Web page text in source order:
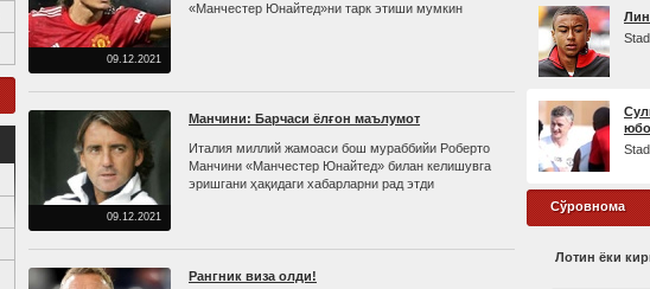
09.12.2021
«Манчестер Юнайтед»ни тарк этиши мумкин
09.12.2021
Манчини: Барчаси ёлғон маълумот
Италия миллий жамоаси бош мураббийи Роберто
Манчини «Манчестер Юнайтед» билан келишувга
эришгани ҳақидаги хабарларни рад этди
Рангник виза олди!
Сўровнома
Лотин ёки